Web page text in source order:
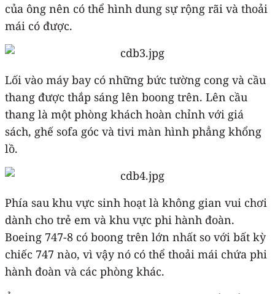
của ông nên có thể hình dung sự rộng rãi và thoải
mái có được.
Lối vào máy bay có những bức tường cong và cầu
thang được thắp sáng lên boong trên. Lên cầu
thang là một phòng khách hoàn chỉnh với giá
sách, ghế sofa góc và tivi màn hình phẳng khổng
lồ.
Phía sau khu vực sinh hoạt là không gian vui chơi
dành cho trẻ em và khu vực phi hành đoàn.
Boeing 747-8 có boong trên lớn nhất so với bất kỳ
chiếc 747 nào, vì vậy nó có thể thoải mái chứa phi
hành đoàn và các phòng khác.